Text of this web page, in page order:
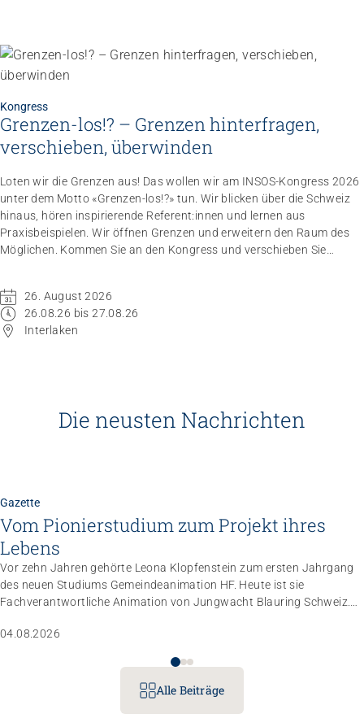
Kongress
Grenzen-los!? – Grenzen hinterfragen,
verschieben, überwinden
Loten wir die Grenzen aus! Das wollen wir am INSOS-Kongress 2026
unter dem Motto «Grenzen-los!?» tun. Wir blicken über die Schweiz
hinaus, hören inspirierende Referent:innen und lernen aus
Praxisbeispielen. Wir öffnen Grenzen und erweitern den Raum des
Möglichen. Kommen Sie an den Kongress und verschieben Sie
26. August 2026
26.08.26 bis 27.08.26
Interlaken
Die neusten Nachrichten
Gazette
Vom Pionierstudium zum Projekt ihres
Lebens
Vor zehn Jahren gehörte Leona Klopfenstein zum ersten Jahrgang
des neuen Studiums Gemeindeanimation HF. Heute ist sie
Fachverantwortliche Animation von Jungwacht Blauring Schweiz.
gemanagt hat, wartet nun ihr persönliches Grossprojekt.
04.08.2026
Alle Beiträge